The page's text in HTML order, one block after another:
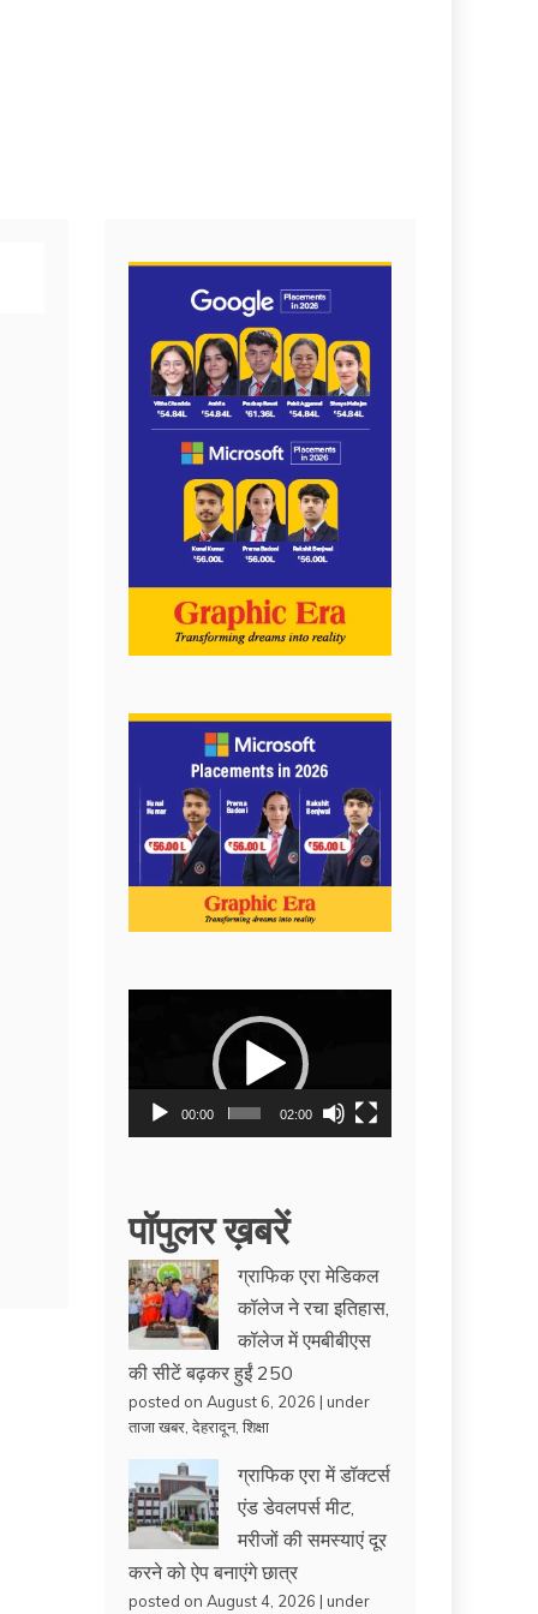
00:00 02:00
पॉपुलर ख़बरें
ग्राफिक एरा मेडिकल
कॉलेज ने रचा इतिहास,
कॉलेज में एमबीबीएस
की सीटें बढ़कर हुईं 250
posted on August 6, 2026 | under
ताजा खबर ,देहरादून,शिक्षा
ग्राफिक एरा में डॉक्टर्स
एंड डेवलपर्स मीट,
मरीजों की समस्याएं दूर
करने को ऐप बनाएंगे छात्र
posted on August 4, 2026 | under